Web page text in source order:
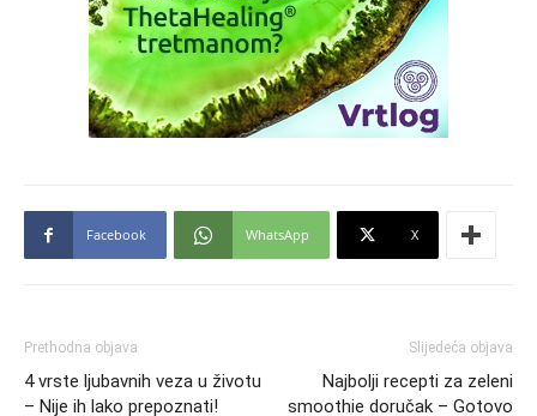
Facebook WhatsApp X
Prethodna objava
4 vrste ljubavnih veza u životu
– Nije ih lako prepoznati!
Slijedeća objava
Najbolji recepti za zeleni
smoothie doručak – Gotovo